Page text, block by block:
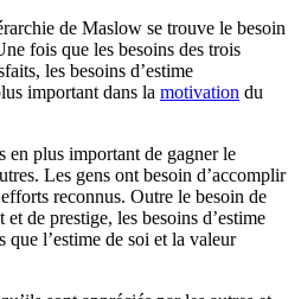
de Maslow se trouve le besoin
fois que les besoins des trois
les besoins d’estime
important dans la motivation du
plus important de gagner le
Les gens ont besoin d’accomplir
reconnus. Outre le besoin de
et de prestige, les besoins d’estime
que l’estime de soi et la valeur